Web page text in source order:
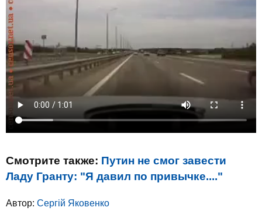
Смотрите также: Путин не смог завести
Ладу Гранту: "Я давил по привычке...."
Автор: Сергій Яковенко